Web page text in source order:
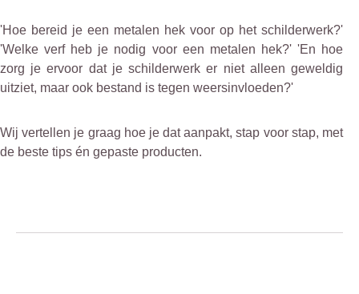
'Hoe bereid je een metalen hek voor op het schilderwerk?'
'Welke verf heb je nodig voor een metalen hek?' 'En hoe
zorg je ervoor dat je schilderwerk er niet alleen geweldig
uitziet, maar ook bestand is tegen weersinvloeden?'
Wij vertellen je graag hoe je dat aanpakt, stap voor stap, met
de beste tips én gepaste producten.